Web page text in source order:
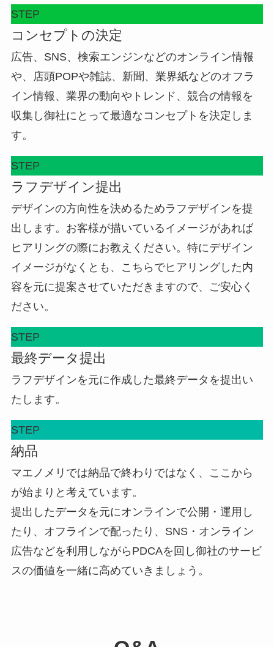
STEP
コンセプトの決定
広告、SNS、検索エンジンなどのオンライン情報
や、店頭POPや雑誌、新聞、業界紙などのオフラ
イン情報、業界の動向やトレンド、競合の情報を
収集し御社にとって最適なコンセプトを決定しま
す。
STEP
ラフデザイン提出
デザインの方向性を決めるためラフデザインを提
出します。お客様が描いているイメージがあれば
ヒアリングの際にお教えください。特にデザイン
イメージがなくとも、こちらでヒアリングした内
容を元に提案させていただきますので、ご安心く
ださい。
STEP
最終データ提出
ラフデザインを元に作成した最終データを提出い
たします。
STEP
納品
マエノメリでは納品で終わりではなく、ここから
が始まりと考えています。
提出したデータを元にオンラインで公開・運用し
たり、オフラインで配ったり、SNS・オンライン
広告などを利用しながらPDCAを回し御社のサービ
スの価値を一緒に高めていきましょう。